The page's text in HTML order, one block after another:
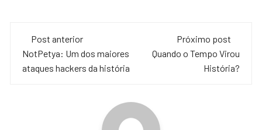
e
b
o
er s
A
Navegação
de
Post anterior
NotPetya: Um dos maiores
ataques hackers da história
Próximo post
Quando o Tempo Virou
História?